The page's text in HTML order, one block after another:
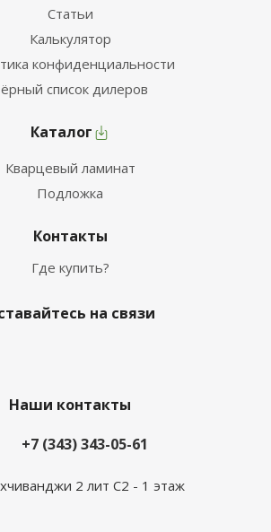
Статьи
Калькулятор
конфиденциальности
список дилеров
Каталог
Кварцевый ламинат
Подложка
Контакты
Где купить?
на связи
Наши контакты
+7 (343) 343-05-61
2 лит С2 - 1 этаж